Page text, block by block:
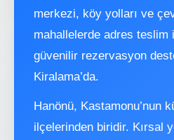
merkezi, köy yolları ve
mahallelerde adres teslim
güvenilir rezervasyon
Kiralama’da.
Hanönü, Kastamonu’nun
ilçelerinden biridir. Kırsal